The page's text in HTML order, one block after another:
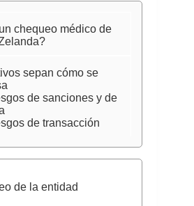
chequeo médico de
sepan cómo se
de sanciones y de
de transacción
de la entidad